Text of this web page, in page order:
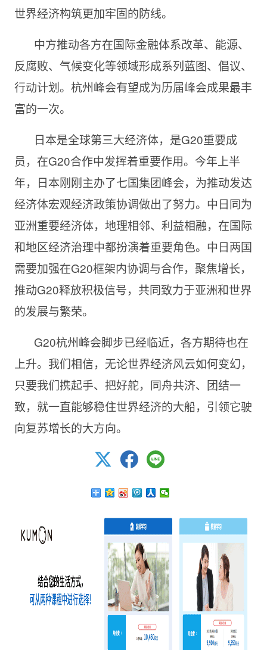
世界经济构筑更加牢固的防线。
中方推动各方在国际金融体系改革、能源、
反腐败、气候变化等领域形成系列蓝图、倡议、
行动计划。杭州峰会有望成为历届峰会成果最丰
富的一次。
日本是全球第三大经济体，是G20重要成
员，在G20合作中发挥着重要作用。今年上半
年，日本刚刚主办了七国集团峰会，为推动发达
经济体宏观经济政策协调做出了努力。中日同为
亚洲重要经济体，地理相邻、利益相融，在国际
和地区经济治理中都扮演着重要角色。中日两国
需要加强在G20框架内协调与合作，聚焦增长，
推动G20释放积极信号，共同致力于亚洲和世界
的发展与繁荣。
G20杭州峰会脚步已经临近，各方期待也在
上升。我们相信，无论世界经济风云如何变幻，
只要我们携起手、把好舵，同舟共济、团结一
致，就一直能够稳住世界经济的大船，引领它驶
向复苏增长的大方向。